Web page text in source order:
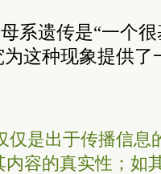
系遗传是“一个
这种现象提供
仅是出于传播信息
容的真实性；如